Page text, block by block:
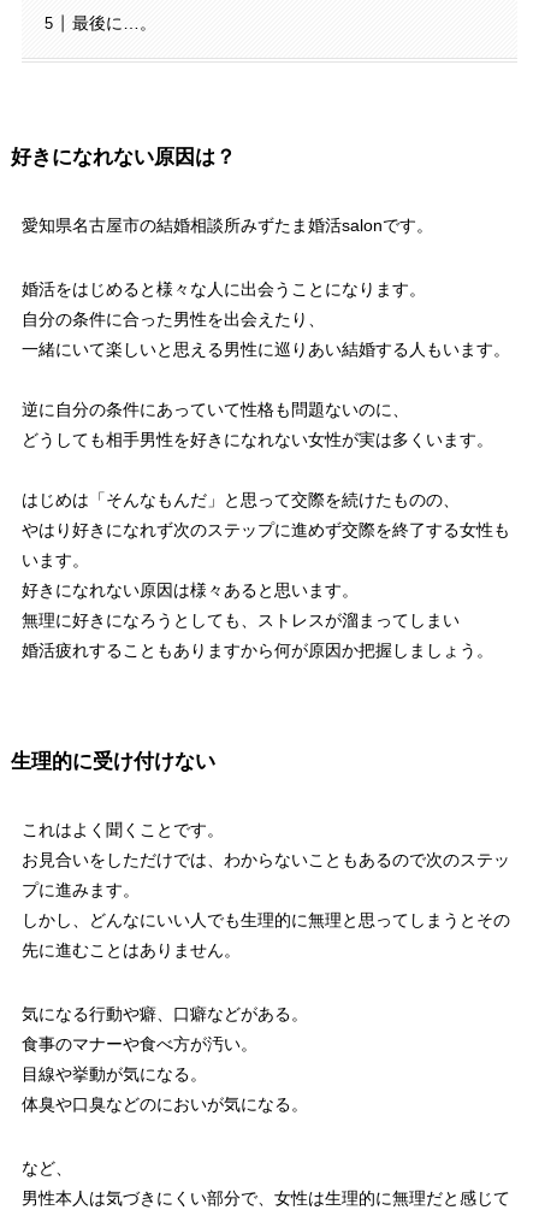
最後に…。
好きになれない原因は？
愛知県名古屋市の結婚相談所みずたま婚活salonです。
婚活をはじめると様々な人に出会うことになります。
自分の条件に合った男性を出会えたり、
一緒にいて楽しいと思える男性に巡りあい結婚する人もいます。
逆に自分の条件にあっていて性格も問題ないのに、
どうしても相手男性を好きになれない女性が実は多くいます。
はじめは「そんなもんだ」と思って交際を続けたものの、
やはり好きになれず次のステップに進めず交際を終了する女性も
います。
好きになれない原因は様々あると思います。
無理に好きになろうとしても、ストレスが溜まってしまい
婚活疲れすることもありますから何が原因か把握しましょう。
生理的に受け付けない
これはよく聞くことです。
お見合いをしただけでは、わからないこともあるので次のステッ
プに進みます。
しかし、どんなにいい人でも生理的に無理と思ってしまうとその
先に進むことはありません。
気になる行動や癖、口癖などがある。
食事のマナーや食べ方が汚い。
目線や挙動が気になる。
体臭や口臭などのにおいが気になる。
など、
男性本人は気づきにくい部分で、女性は生理的に無理だと感じて